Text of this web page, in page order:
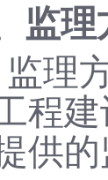
监理
监理
程
供